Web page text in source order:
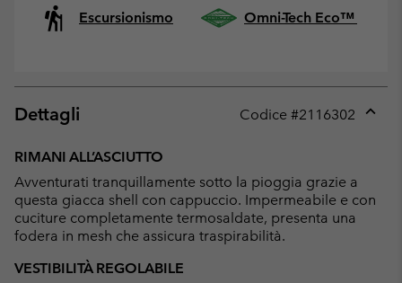
Escursionismo Omni-Tech Eco™
Dettagli Codice #2116302
RIMANI ALL’ASCIUTTO
Avventurati tranquillamente sotto la pioggia grazie a
questa giacca shell con cappuccio. Impermeabile e con
cuciture completamente termosaldate, presenta una
fodera in mesh che assicura traspirabilità.
VESTIBILITÀ REGOLABILE